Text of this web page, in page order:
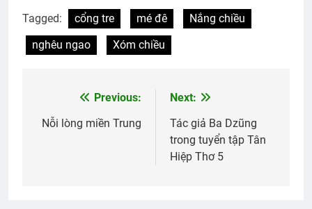
Tagged: cổng tre mé đê
Nắng chiều
nghêu ngao
Xóm chiều
navigation
Previous:
Nỗi lòng miền Trung
Next:
Tác giả Ba Dzũng
trong tuyển tập Tân
Hiệp Thơ 5